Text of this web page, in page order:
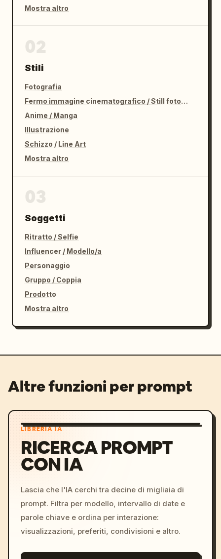
Mostra altro
Stili
Fotografia
Fermo immagine cinematografico / Still fotografico
Anime / Manga
Illustrazione
Schizzo / Line Art
Mostra altro
Soggetti
Ritratto / Selfie
Influencer / Modello/a
Personaggio
Gruppo / Coppia
Prodotto
Mostra altro
Altre funzioni per prompt
LIBRERIA IA
RICERCA PROMPT
CON IA
Lascia che l'IA cerchi tra decine di migliaia di
prompt. Filtra per modello, intervallo di date e
parole chiave e ordina per interazione:
visualizzazioni, preferiti, condivisioni e altro.